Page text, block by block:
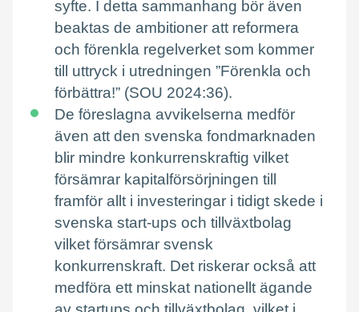
syfte. I detta sammanhang bör även
beaktas de ambitioner att reformera
och förenkla regelverket som kommer
till uttryck i utredningen ”Förenkla och
förbättra!” (SOU 2024:36).
De föreslagna avvikelserna medför
även att den svenska fondmarknaden
blir mindre konkurrenskraftig vilket
försämrar kapitalförsörjningen till
framför allt i investeringar i tidigt skede i
svenska start-ups och tillväxtbolag
vilket försämrar svensk
konkurrenskraft. Det riskerar också att
medföra ett minskat nationellt ägande